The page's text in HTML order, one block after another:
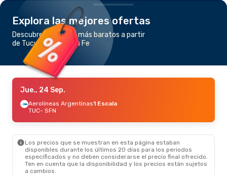
Explora las mejores ofertas
Descubre los vuelos más baratos a partir
de Tucumán a Santa Fe
Jue., 24 Sep.
Aerolineas Argentinas1 Escala
TUC- SFN
Los precios que se muestran en esta página estaban
disponibles durante los últimos 20 días para los periodos
especificados y no deben considerarse el precio final ofrecido.
Ten en cuenta que la disponibilidad y los precios están sujetos
a cambios.